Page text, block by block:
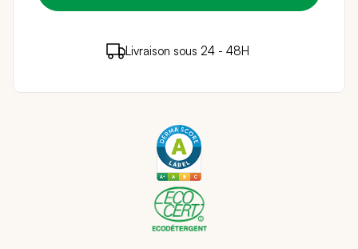
6 points de fidélité ( 0,12 € en achetant ce
Livraison sous 24 - 48H
Paiement sécurisé